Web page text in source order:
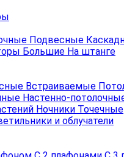
Подвесные
Большие На штанге
Встраиваемые
Настенно-
Ночники Точечные
и облучатели